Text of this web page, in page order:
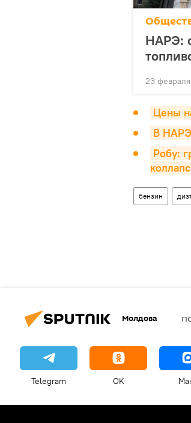
НАРЭ:
23
Цены
В НАРЭ
Робу:
бензин
Молдова
Telegram OK